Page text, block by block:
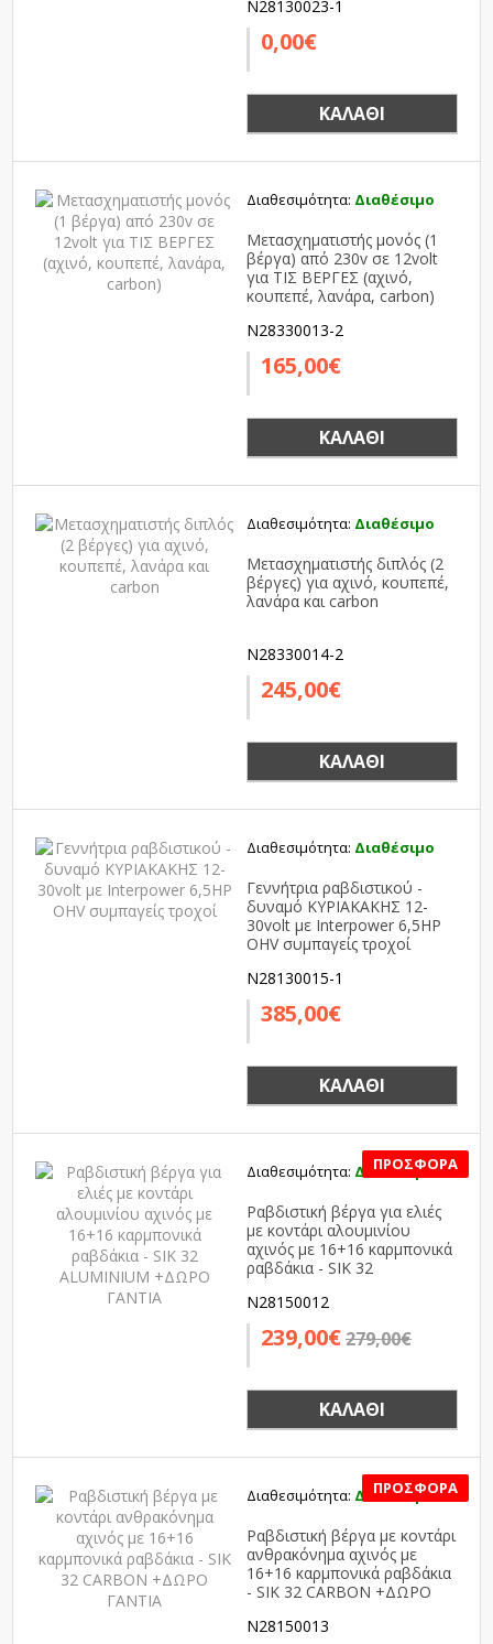
N28130023-1
0,00€
ΚΑΛΆΘΙ
Διαθεσιμότητα: Διαθέσιμο
Μετασχηματιστής μονός (1
βέργα) από 230v σε 12volt
για ΤΙΣ ΒΕΡΓΕΣ (αχινό,
κουπεπέ, λανάρα, carbon)
N28330013-2
165,00€
ΚΑΛΆΘΙ
Διαθεσιμότητα: Διαθέσιμο
Μετασχηματιστής διπλός (2
βέργες) για αχινό, κουπεπέ,
λανάρα και carbon
N28330014-2
245,00€
ΚΑΛΆΘΙ
Διαθεσιμότητα: Διαθέσιμο
Γεννήτρια ραβδιστικού -
δυναμό ΚΥΡΙΑΚΑΚΗΣ 12-
30volt με Interpower 6,5HP
OHV συμπαγείς τροχοί
N28130015-1
385,00€
ΚΑΛΆΘΙ
Διαθεσιμότητα: Διαθέσιμο
Ραβδιστική βέργα για ελιές
με κοντάρι αλουμινίου
αχινός με 16+16 καρμπονικά
ραβδάκια - SIK 32
N28150012
239,00€279,00€
ΚΑΛΆΘΙ
Διαθεσιμότητα: Διαθέσιμο
Ραβδιστική βέργα με κοντάρι
ανθρακόνημα αχινός με
16+16 καρμπονικά ραβδάκια
- SIK 32 CARBON +ΔΩΡΟ
N28150013